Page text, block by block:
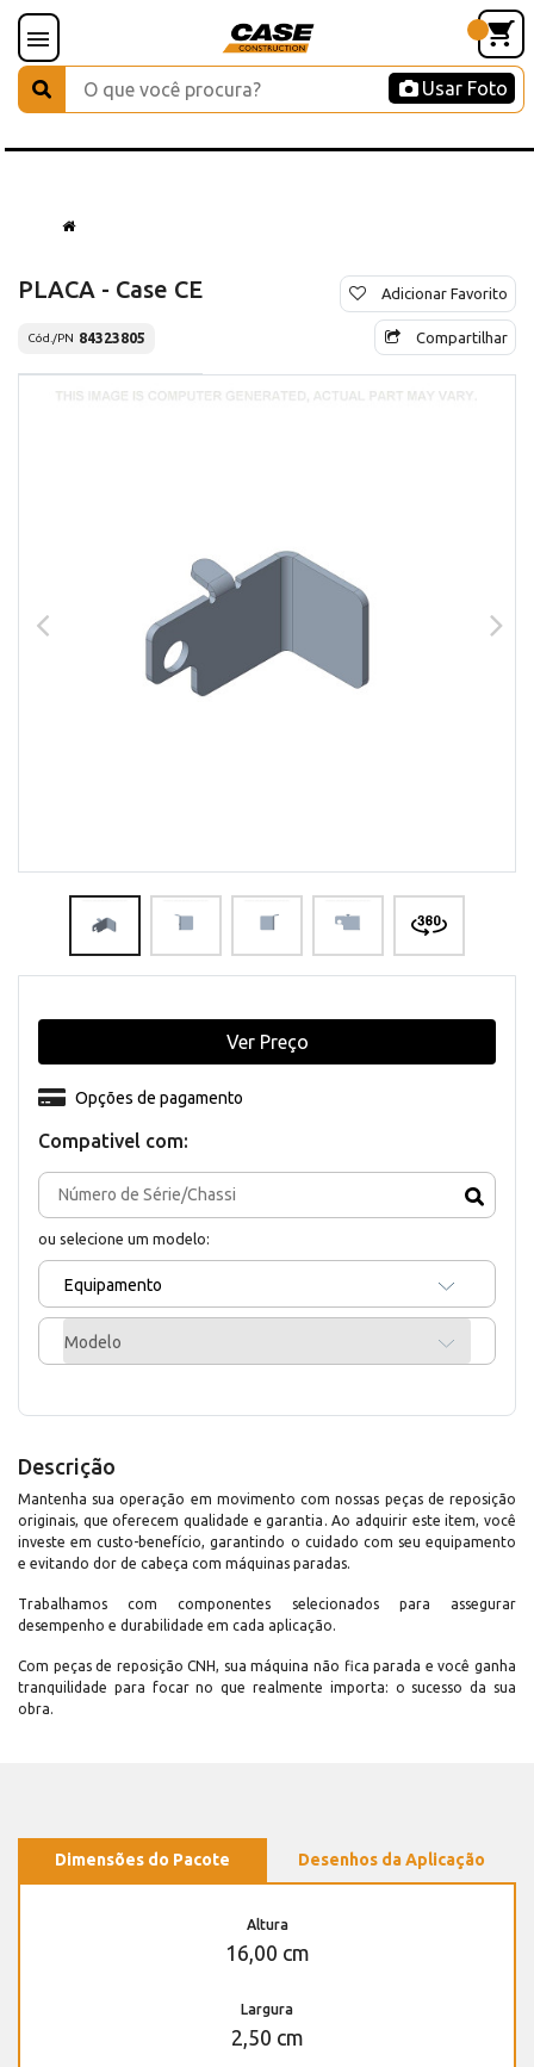
Usar Foto
PLACA - Case CE
Cód./PN 84323805
Adicionar Favorito
Compartilhar
Compativel com:
ou selecione um modelo:
Equipamento
Modelo
Opções de pagamento
Ver Preço
Descrição
Mantenha sua operação em movimento com nossas peças de reposição
originais, que oferecem qualidade e garantia. Ao adquirir este item, você
investe em custo-benefício, garantindo o cuidado com seu equipamento
e evitando dor de cabeça com máquinas paradas.
Trabalhamos com componentes selecionados para assegurar
desempenho e durabilidade em cada aplicação.
Com peças de reposição CNH, sua máquina não fica parada e você ganha
tranquilidade para focar no que realmente importa: o sucesso da sua
obra.
Dimensões do Pacote Desenhos da Aplicação
Altura
16,00 cm
Largura
2,50 cm